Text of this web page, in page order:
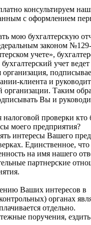
консультируем
с оформлением
мою бухгалтерскую
законом
учете»,
учет ведет
клиента и
организации. Таким
Вы и
проверки кто
моего предприятия?
интересы Вашего
Единственное,
на имя нашего
партнерские
Ваших интересов в
органах
отдельно.
поручения,